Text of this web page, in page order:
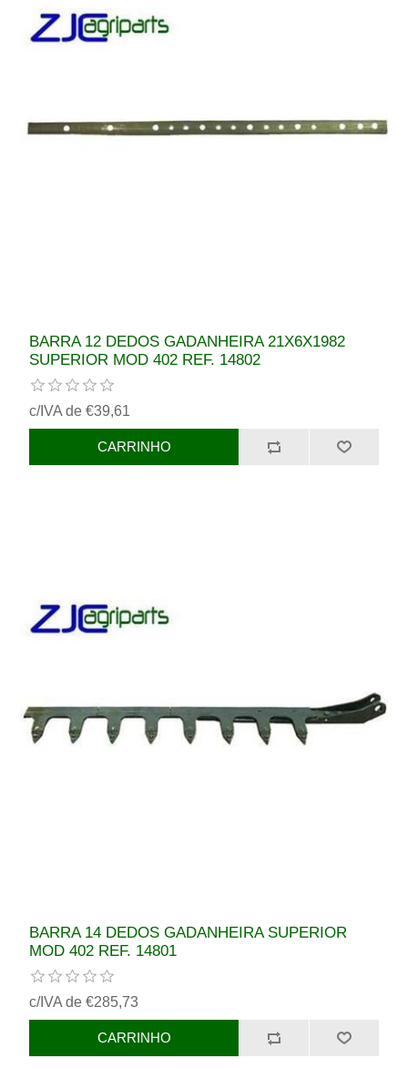
BARRA 12 DEDOS GADANHEIRA 21X6X1982
SUPERIOR MOD 402 REF. 14802
c/IVA de €39,61
BARRA 14 DEDOS GADANHEIRA SUPERIOR
MOD 402 REF. 14801
c/IVA de €285,73